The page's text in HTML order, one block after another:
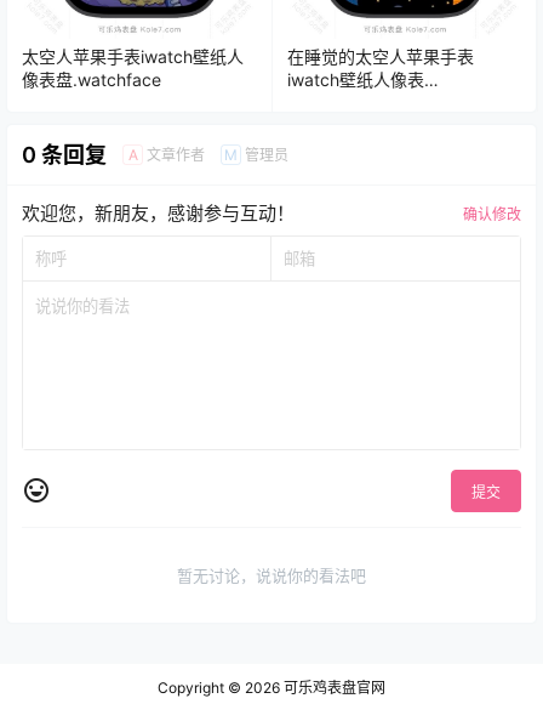
太空人苹果手表iwatch壁纸人
像表盘.watchface
在睡觉的太空人苹果手表
iwatch壁纸人像表
0 条回复 A 文章作者 M 管理员
欢迎您，新朋友，感谢参与互动！ 确认修改
提交
暂无讨论，说说你的看法吧
Copyright © 2026 可乐鸡表盘官网